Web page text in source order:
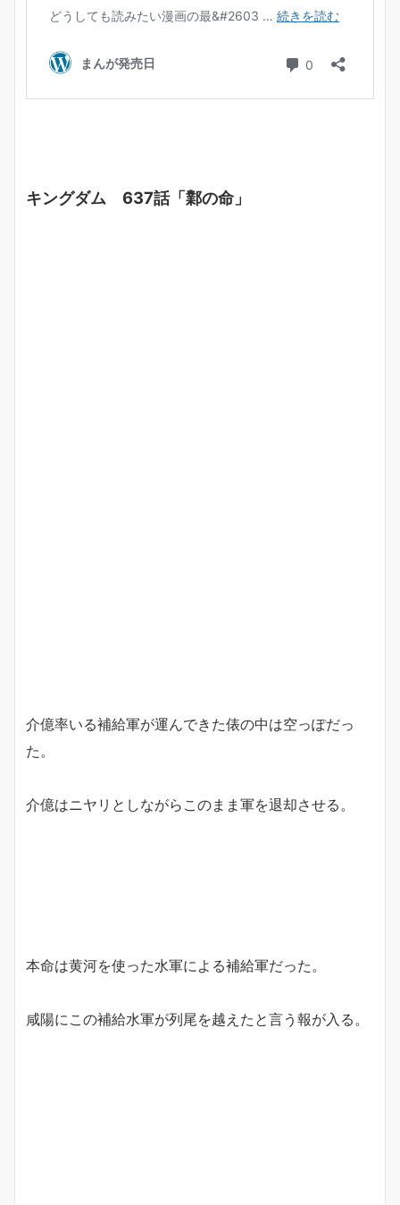
キングダム 637話「鄴の命」
介億率いる補給軍が運んできた俵の中は空っぽだっ
た。
介億はニヤリとしながらこのまま軍を退却させる。
本命は黄河を使った水軍による補給軍だった。
咸陽にこの補給水軍が列尾を越えたと言う報が入る。